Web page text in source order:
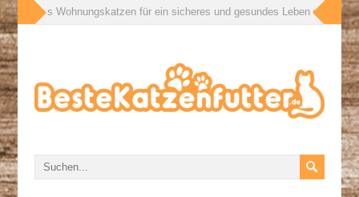
Was Wohnungskatzen für ein sicheres und gesundes Leben wirklich